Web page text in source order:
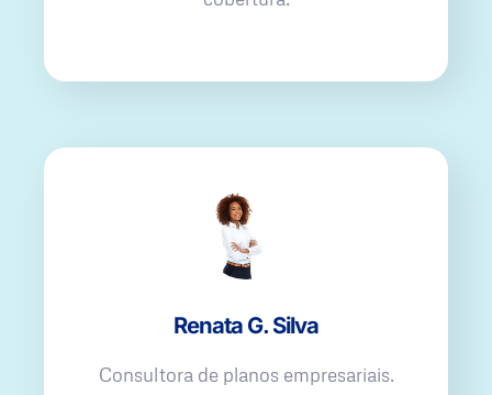
Renata G. Silva
Consultora de planos empresariais.